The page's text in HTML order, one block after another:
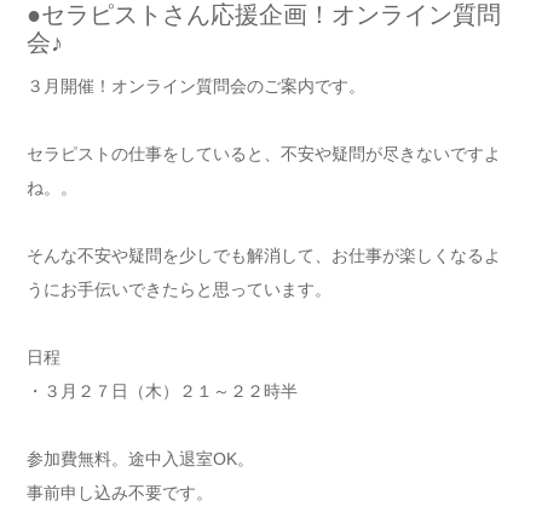
●セラピストさん応援企画！オンライン質問
会♪
３月開催！オンライン質問会のご案内です。
セラピストの仕事をしていると、不安や疑問が尽きないですよ
ね。 。
そんな不安や疑問を少しでも解消して、 お仕事が楽しくなるよ
うにお手伝いできたらと思っています。
日程
・３月２７日（木）２１～２２時半
参加費無料。途中入退室OK。
事前申し込み不要です。